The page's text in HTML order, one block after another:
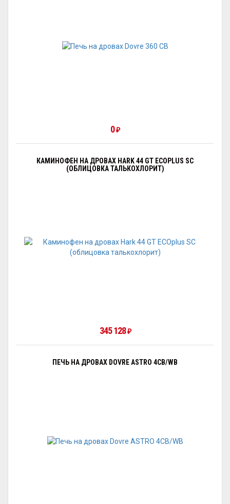
0₽
КАМИНОФЕН НА ДРОВАХ HARK 44 GT ECOPLUS SC
(ОБЛИЦОВКА ТАЛЬКОХЛОРИТ)
345 128₽
ПЕЧЬ НА ДРОВАХ DOVRE ASTRO 4CB/WB